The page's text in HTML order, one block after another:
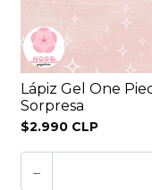
Lápiz Gel One
Sorpresa
$2.990 CLP
-